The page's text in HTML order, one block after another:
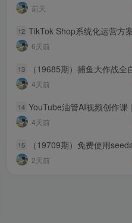
前天
12 TikTok Shop系统化运营方案，一套五步走的方法，帮你在TikTok Shop上快速把
6天前
13 （19685期）捕鱼大作战全自动打金，双窗口日入400+
4天前
14 YouTube油管AI视频创作课｜账号搭建+AI成片+去重限流解
4天前
15 （19709期）免费使用seedance2.0mini的方法，不能真人，可以
2天前